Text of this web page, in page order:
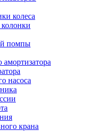
колеса
помпы
насоса
крана